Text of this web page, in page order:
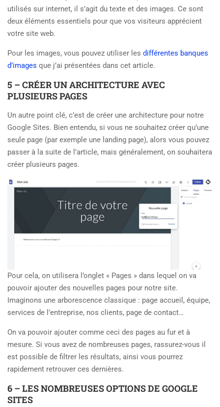
utilisés sur internet, il s’agit du texte et des images. Ce sont
deux éléments essentiels pour que vos visiteurs apprécient
votre site web.
Pour les images, vous pouvez utiliser les différentes banques
d’images que j’ai présentées dans cet article.
5 – CRÉER UN ARCHITECTURE AVEC
PLUSIEURS PAGES
Un autre point clé, c’est de créer une architecture pour notre
Google Sites. Bien entendu, si vous ne souhaitez créer qu’une
seule page (par exemple une landing page), alors vous pouvez
passer à la suite de l’article, mais généralement, on souhaitera
créer plusieurs pages.
Pour cela, on utilisera l’onglet « Pages » dans lequel on va
pouvoir ajouter des nouvelles pages pour notre site.
Imaginons une arborescence classique : page accueil, équipe,
services de l’entreprise, nos clients, page de contact…
On va pouvoir ajouter comme ceci des pages au fur et à
mesure. Si vous avez de nombreuses pages, rassurez-vous il
est possible de filtrer les résultats, ainsi vous pourrez
rapidement retrouver ces dernières.
6 – LES NOMBREUSES OPTIONS DE GOOGLE
SITES